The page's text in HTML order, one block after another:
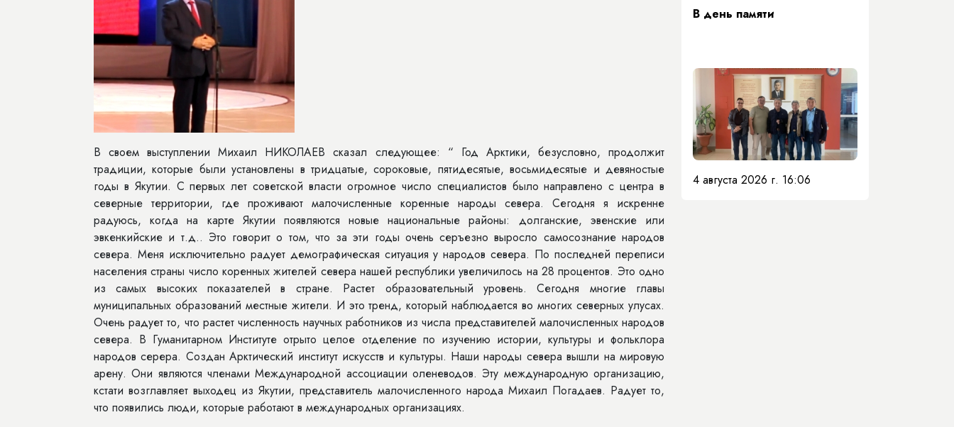
В своем выступлении Михаил НИКОЛАЕВ сказал следующее: “ Год Арктики, безусловно, продолжит
традиции, которые были установлены в тридцатые, сороковые, пятидесятые, восьмидесятые и девяностые
годы в Якутии. С первых лет советской власти огромное число специалистов было направлено с центра в
северные территории, где проживают малочисленные коренные народы севера. Сегодня я искренне
радуюсь, когда на карте Якутии появляются новые национальные районы: долганские, эвенские или
эвкенкийские и т.д.. Это говорит о том, что за эти годы очень серъезно выросло самосознание народов
севера. Меня исключительно радует демографическая ситуация у народов севера. По последней переписи
населения страны число коренных жителей севера нашей республики увеличилось на 28 процентов. Это одно
из самых высоких показателей в стране. Растет образовательный уровень. Сегодня многие главы
муниципальных образований местные жители. И это тренд, который наблюдается во многих северных улусах.
Очень радует то, что растет численность научных работников из числа представителей малочисленных народов
севера. В Гуманитарном Институте отрыто целое отделение по изучению истории, культуры и фольклора
народов серера. Создан Арктический институт искусств и культуры. Наши народы севера вышли на мировую
арену. Они являются членами Международной ассоциации оленеводов. Эту международную организацию,
кстати возглавляет выходец из Якутии, представитель малочисленного народа Михаил Погадаев. Радует то,
что появились люди, которые работают в международных организациях.
​В день памяти
4 августа 2026 г. 16:06